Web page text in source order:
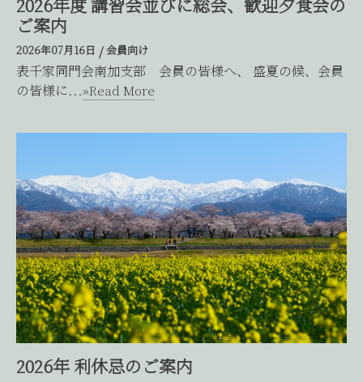
2026年度 講習会並びに総会、歓迎夕食会の
ご案内
2026年07月16日 /会員向け
表千家同門会南加支部 会員の皆様へ、 盛夏の候、会員
の皆様に...»Read More
2026年 利休忌のご案内